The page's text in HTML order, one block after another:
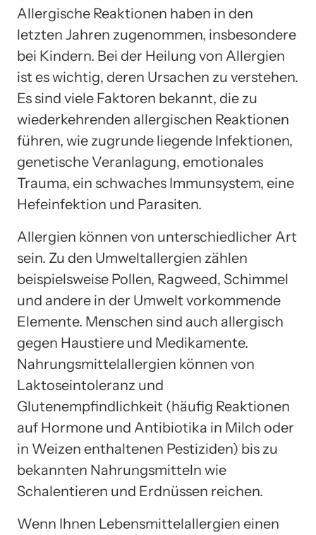
Allergische Reaktionen haben in den
letzten Jahren zugenommen, insbesondere
bei Kindern. Bei der Heilung von Allergien
ist es wichtig, deren Ursachen zu verstehen.
Es sind viele Faktoren bekannt, die zu
wiederkehrenden allergischen Reaktionen
führen, wie zugrunde liegende Infektionen,
genetische Veranlagung, emotionales
Trauma, ein schwaches Immunsystem, eine
Hefeinfektion und Parasiten.
Allergien können von unterschiedlicher Art
sein. Zu den Umweltallergien zählen
beispielsweise Pollen, Ragweed, Schimmel
und andere in der Umwelt vorkommende
Elemente. Menschen sind auch allergisch
gegen Haustiere und Medikamente.
Nahrungsmittelallergien können von
Laktoseintoleranz und
Glutenempfindlichkeit (häufig Reaktionen
auf Hormone und Antibiotika in Milch oder
in Weizen enthaltenen Pestiziden) bis zu
bekannten Nahrungsmitteln wie
Schalentieren und Erdnüssen reichen.
Wenn Ihnen Lebensmittelallergien einen